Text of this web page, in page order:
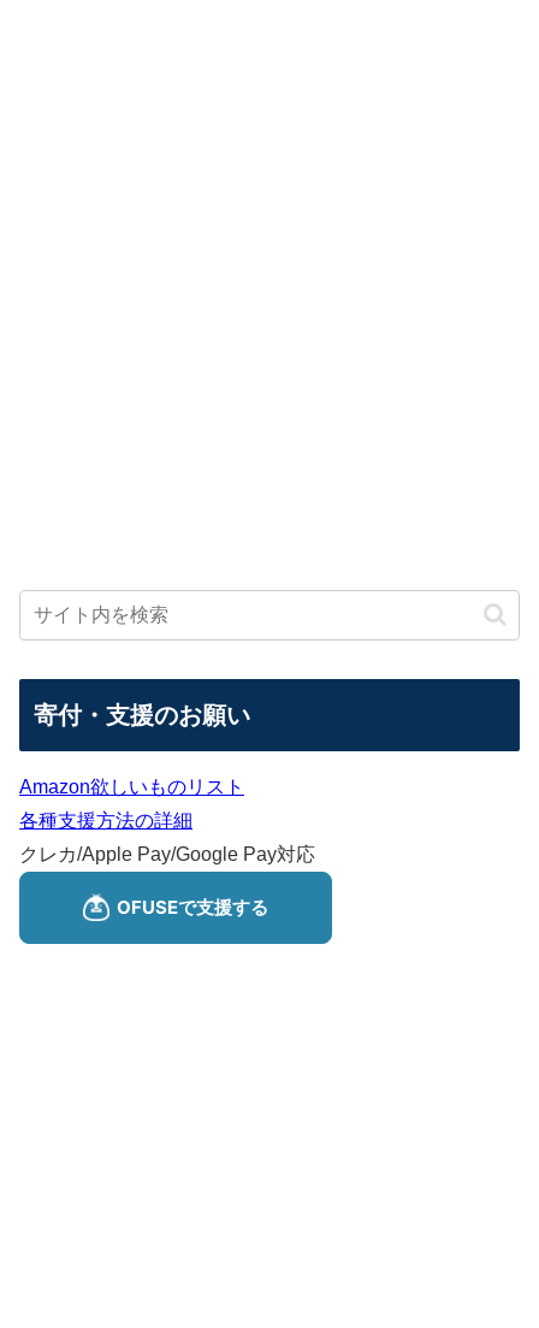
寄付・支援のお願い
Amazon欲しいものリスト
各種支援方法の詳細
クレカ/Apple Pay/Google Pay対応